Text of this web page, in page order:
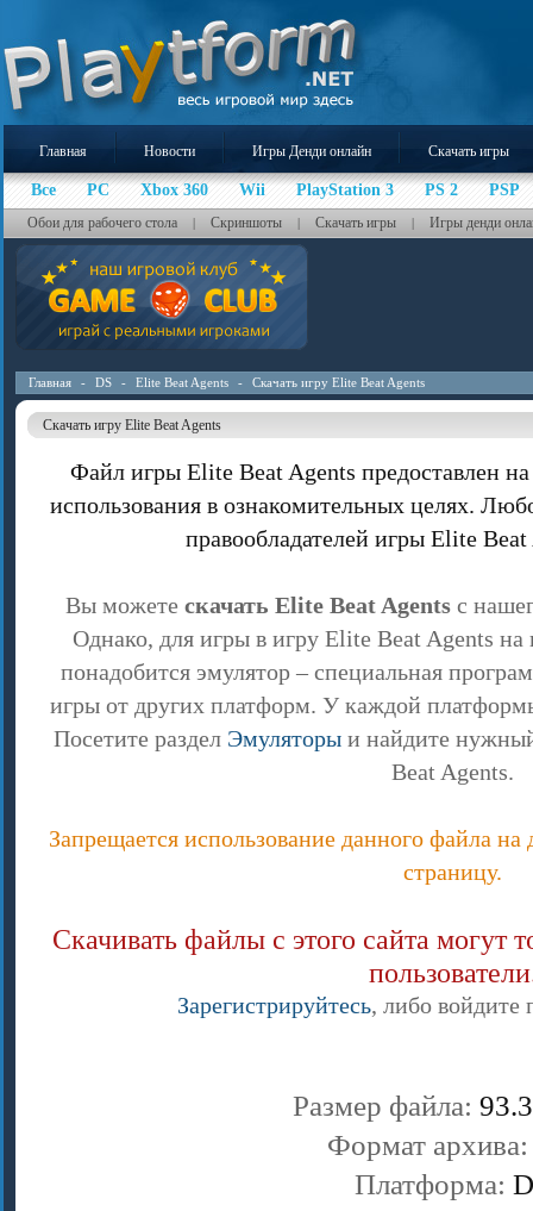
Главная Новости Игры Денди онлайн Скачать игры
Все PC Xbox 360 Wii PlayStation 3 PS 2 PSP
Обои для рабочего стола | Скриншоты | Скачать игры | Игры денди
Главная - DS - Elite Beat Agents - Скачать игру Elite Beat Agents
Скачать игру Elite Beat Agents
Файл игры Elite Beat Agents предоставлен
использования в ознакомительных целях.
правообладателей игры Elite
Вы можете скачать Elite Beat Agentsс
Однако, для игры в игру Elite Beat Agents на
понадобится эмулятор – специальная
игры от других платформ. У каждой
Посетите раздел Эмуляторы и найдите
Beat Agents.
Запрещается использование данного файла на
страницу.
Скачивать файлы с этого сайта могут
Зарегистрируйтесь, либо войдите
Размер файла:
Формат
Платформа: